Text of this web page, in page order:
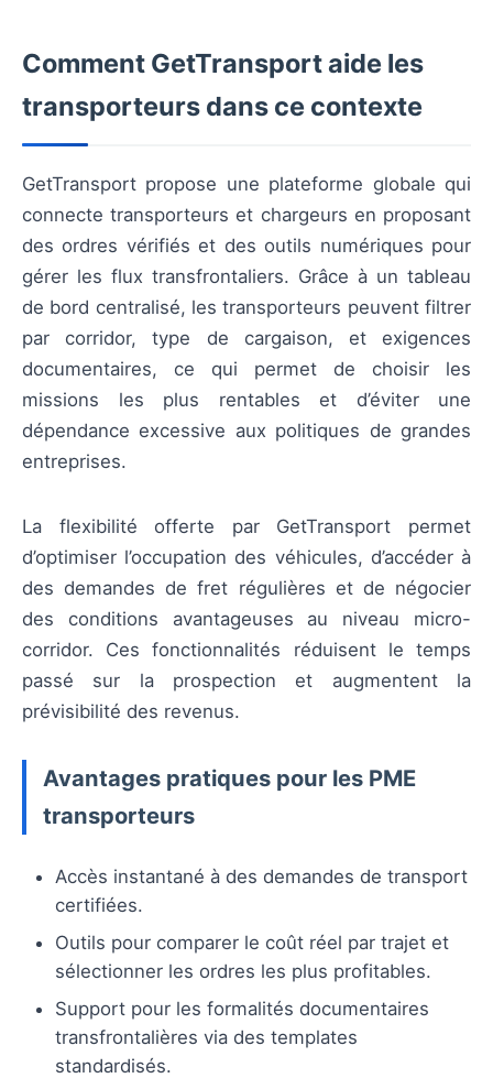
Comment GetTransport aide les
transporteurs dans ce contexte
GetTransport propose une plateforme globale qui
connecte transporteurs et chargeurs en proposant
des ordres vérifiés et des outils numériques pour
gérer les flux transfrontaliers. Grâce à un tableau
de bord centralisé, les transporteurs peuvent filtrer
par corridor, type de cargaison, et exigences
documentaires, ce qui permet de choisir les
missions les plus rentables et d’éviter une
dépendance excessive aux politiques de grandes
entreprises.
La flexibilité offerte par GetTransport permet
d’optimiser l’occupation des véhicules, d’accéder à
des demandes de fret régulières et de négocier
des conditions avantageuses au niveau micro-
corridor. Ces fonctionnalités réduisent le temps
passé sur la prospection et augmentent la
prévisibilité des revenus.
Avantages pratiques pour les PME
transporteurs
Accès instantané à des demandes de transport
certifiées.
Outils pour comparer le coût réel par trajet et
sélectionner les ordres les plus profitables.
Support pour les formalités documentaires
transfrontalières via des templates
standardisés.